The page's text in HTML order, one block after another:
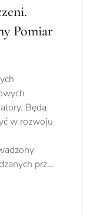
Pomiar
Będą
w rozwoju
prz…